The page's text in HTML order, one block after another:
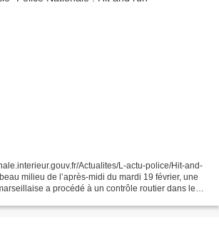
Actualites/L-actu-police/Hit-and-
milieu de l’après-midi du mardi 19 février, une
a procédé à un contrôle routier dans le